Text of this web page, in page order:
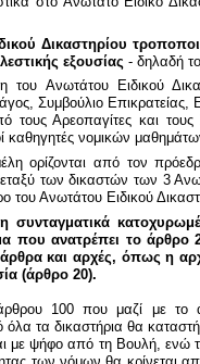
Δικαστηρίου
εξουσίας - δηλαδή
του Ανωτάτου Ειδικού
Συμβούλιο Επικρατείας,
τους Αρεοπαγίτες και τους
καθηγητές νομικών
ορίζονται από τον
των δικαστών των 3
του Ανωτάτου Ειδικού
η συνταγματικά
που ανατρέπει το άρθρο
και αρχές, όπως η
(άρθρο 20).
100 που μαζί με το
τα δικαστήρια θα
με ψήφο από τη Βουλή, ενώ